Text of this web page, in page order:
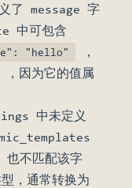
了 message 字
中可包含
"hello"
，
，因为它的值属
中未定义
不匹配该字
，通常转换为